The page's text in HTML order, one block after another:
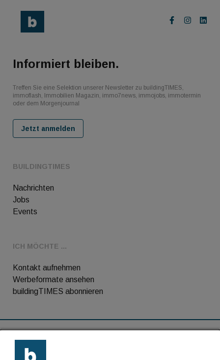
BUILDINGTIMES
Nachrichten
Jobs
Events
ICH MÖCHTE ...
Kontakt aufnehmen
Werbeformate ansehen
buildingTIMES abonnieren
Informiert bleiben.
Treffen Sie eine Selektion unserer Newsletter zu buildingTIMES,
immoflash, Immobilien Magazin, immo7news, immojobs, immotermin
oder dem Morgenjournal
Jetzt anmelden